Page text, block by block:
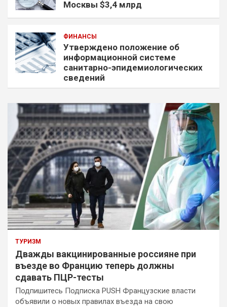
Москвы $3,4 млрд
ФИНАНСЫ
Утверждено положение об
информационной системе
санитарно-эпидемиологических
сведений
ТУРИЗМ
Дважды вакцинированные россияне при
въезде во Францию теперь должны
сдавать ПЦР-тесты
Подпишитесь Подписка PUSH Французские власти
объявили о новых правилах въезда на свою